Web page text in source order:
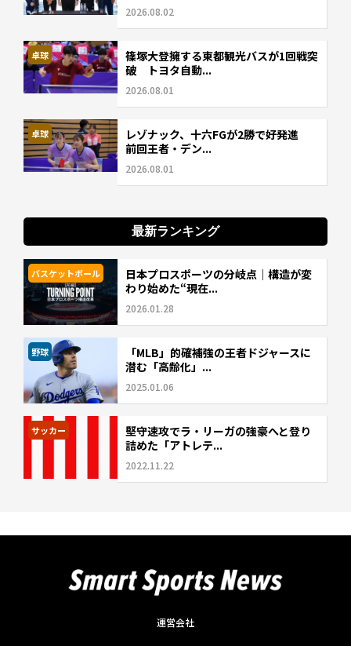
2026.08.02
卓球
篠塚大登擁する東都観光バスが1回戦突
破 トヨタ自動...
2026.08.01
卓球
レゾナック、十六FGが2勝で好発進
前回王者・デン...
2026.08.01
最新ランキング
バスケットボール
日本プロスポーツの分岐点｜構造が変
わり始めた“現在...
2026.01.28
野球
「MLB」的確補強の王者ドジャースに
潜む「高齢化」...
2025.01.06
サッカー
堅守速攻でラ・リーガの強豪へと登り
詰めた「アトレテ...
2022.11.22
運営会社